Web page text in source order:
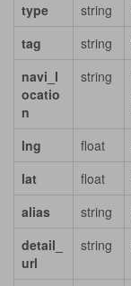
type string
tag
string
navi_l
ocatio
n
string
lng
float
lat
float
alias
string
detail_
url
string